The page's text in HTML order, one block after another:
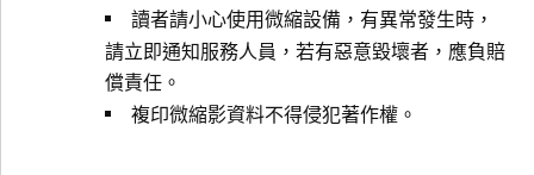
讀者請小心使用微縮設備，有異常發生時，
請立即通知服務人員，若有惡意毀壞者，應負賠
償責任。
複印微縮影資料不得侵犯著作權。